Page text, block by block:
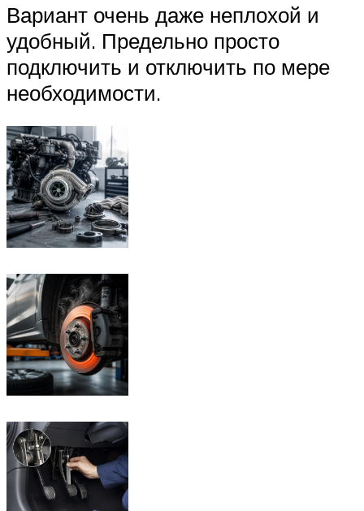
Вариант очень даже неплохой и
удобный. Предельно просто
подключить и отключить по мере
необходимости.